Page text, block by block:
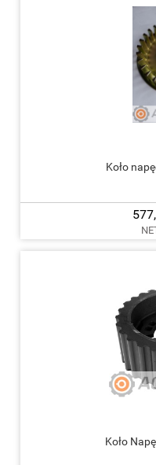
Koło
Koło